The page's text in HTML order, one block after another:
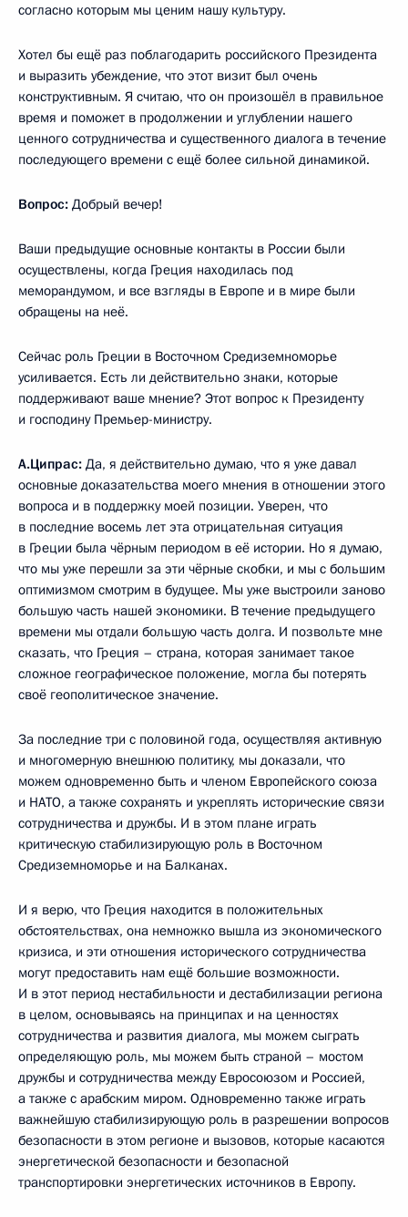
согласно которым мы ценим нашу культуру.
Хотел бы ещё раз поблагодарить российского Президента
и выразить убеждение, что этот визит был очень
конструктивным. Я считаю, что он произошёл в правильное
время и поможет в продолжении и углублении нашего
ценного сотрудничества и существенного диалога в течение
последующего времени с ещё более сильной динамикой.
Вопрос: Добрый вечер!
Ваши предыдущие основные контакты в России были
осуществлены, когда Греция находилась под
меморандумом, и все взгляды в Европе и в мире были
обращены на неё.
Сейчас роль Греции в Восточном Средиземноморье
усиливается. Есть ли действительно знаки, которые
поддерживают ваше мнение? Этот вопрос к Президенту
и господину Премьер-министру.
А.Ципрас: Да, я действительно думаю, что я уже давал
основные доказательства моего мнения в отношении этого
вопроса и в поддержку моей позиции. Уверен, что
в последние восемь лет эта отрицательная ситуация
в Греции была чёрным периодом в её истории. Но я думаю,
что мы уже перешли за эти чёрные скобки, и мы с большим
оптимизмом смотрим в будущее. Мы уже выстроили заново
большую часть нашей экономики. В течение предыдущего
времени мы отдали большую часть долга. И позвольте мне
сказать, что Греция – страна, которая занимает такое
сложное географическое положение, могла бы потерять
своё геополитическое значение.
За последние три с половиной года, осуществляя активную
и многомерную внешнюю политику, мы доказали, что
можем одновременно быть и членом Европейского союза
и НАТО, а также сохранять и укреплять исторические связи
сотрудничества и дружбы. И в этом плане играть
критическую стабилизирующую роль в Восточном
Средиземноморье и на Балканах.
И я верю, что Греция находится в положительных
обстоятельствах, она немножко вышла из экономического
кризиса, и эти отношения исторического сотрудничества
могут предоставить нам ещё большие возможности.
И в этот период нестабильности и дестабилизации региона
в целом, основываясь на принципах и на ценностях
сотрудничества и развития диалога, мы можем сыграть
определяющую роль, мы можем быть страной – мостом
дружбы и сотрудничества между Евросоюзом и Россией,
а также с арабским миром. Одновременно также играть
важнейшую стабилизирующую роль в разрешении вопросов
безопасности в этом регионе и вызовов, которые касаются
энергетической безопасности и безопасной
транспортировки энергетических источников в Европу.